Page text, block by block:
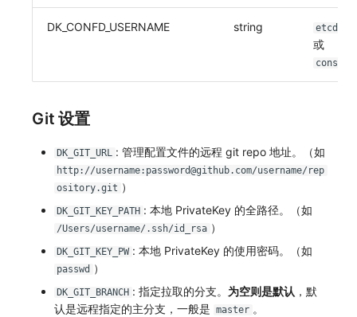
DK_CONFD_USERNAME string etcdv3
或
consul
Git 设置
DK_GIT_URL : 管理配置文件的远程 git repo 地址。（如
http://username:password@github.com/username/rep
ository.git ）
DK_GIT_KEY_PATH : 本地 PrivateKey 的全路径。（如
/Users/username/.ssh/id_rsa ）
DK_GIT_KEY_PW : 本地 PrivateKey 的使用密码。（如
passwd ）
DK_GIT_BRANCH : 指定拉取的分支。 为空则是默认 ，默
认是远程指定的主分支，一般是 master 。